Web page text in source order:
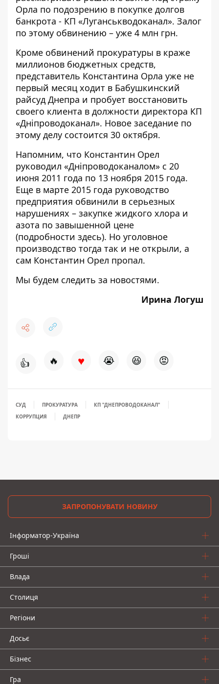
Орла по подозрению в покупке долгов
банкрота - КП «Луганськводоканал». Залог
по этому обвинению – уже 4 млн грн.
Кроме обвинений прокуратуры в краже
миллионов бюджетных средств,
представитель Константина Орла уже не
первый месяц ходит в Бабушкинский
райсуд Днепра и пробует восстановить
своего клиента в должности директора КП
«Дніпроводоканал». Новое заседание по
этому делу состоится 30 октября.
Напомним, что Константин Орел
руководил «Дніпроводоканалом» с 20
июня 2011 года по 13 ноября 2015 года.
Еще в марте 2015 года руководство
предприятия обвинили в серьезных
нарушениях – закупке жидкого хлора и
азота по завышенной цене
(подробности здесь). Но уголовное
производство тогда так и не открыли, а
сам Константин Орел пропал.
Мы будем следить за новостями.
Ирина Логуш
👍 🔥 ♥ 😭 😆 😡
СУД ПРОКУРАТУРА
КП "ДНЕПРОВОДОКАНАЛ"
КОРРУПЦИЯ
ДНЕПР
ЗАПРОПОНУВАТИ НОВИНУ
Інформатор-Україна
Гроші
Влада
Столиця
Регіони
Досьє
Бізнес
Гра